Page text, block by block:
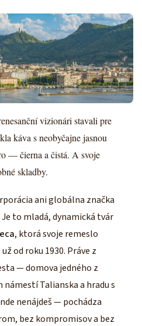
vizionári stavali pre
káva s neobyčajne jasnou
— čierna a čistá. A svoje
skladby.
ani globálna značka
to mladá, dynamická tvár
, ktorá svoje remeslo
od roku 1930. Práve z
— domova jedného z
námestí Talianska a hradu s
nenájdeš — pochádza
bez kompromisov a bez